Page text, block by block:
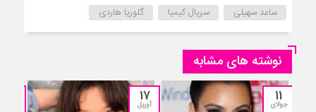
ساعد سهیلی سریال کیمیا گلوریا هاردی
نوشته های مشابه
11
جولای 17
آوریل